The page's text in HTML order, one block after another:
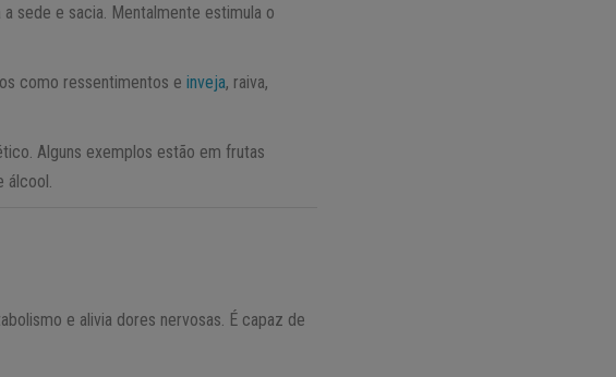
sede e sacia. Mentalmente estimula o
como ressentimentos einveja, raiva,
Alguns exemplos estão em frutas
álcool.
e alivia dores nervosas. É capaz de